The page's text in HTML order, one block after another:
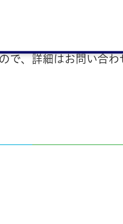
で、詳細はお問い合わ